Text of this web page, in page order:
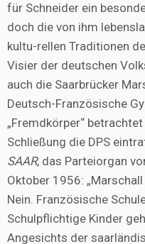
für Schneider ein
doch die von ihm
kultu-rellen Traditionen
Visier der deutschen
auch die Saarbrücker
Deutsch-Französische
„Fremdkörper“
Schließung die DPS
SAAR, das Parteiorgan
Oktober 1956:
Nein. Französische
Schulpflichtige Kinder
Angesichts der